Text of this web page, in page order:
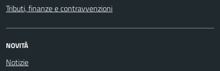
Tributi, finanze e contravvenzioni
NOVITÀ
Notizie